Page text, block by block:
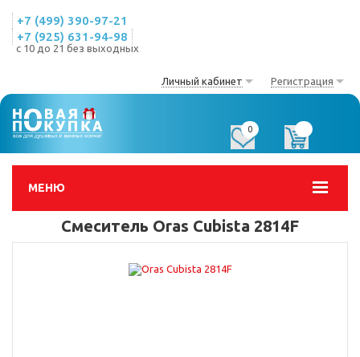
+7 (499) 390-97-21
+7 (925) 631-94-98
с 10 до 21 без выходных
Личный кабинет Регистрация
МЕНЮ
0
Смеситель Oras Cubista 2814F